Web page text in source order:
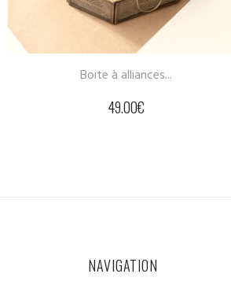
Boite à alliances...
39.00
NAVIGATION